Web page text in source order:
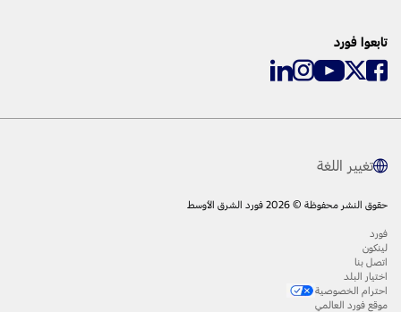
تابعوا فورد
تغيير اللغة
حقوق النشر محفوظة © 2026 فورد الشرق الأوسط
فورد
لينكون
اتصل بنا
اختيار البلد
احترام الخصوصية
موقع فورد العالمي